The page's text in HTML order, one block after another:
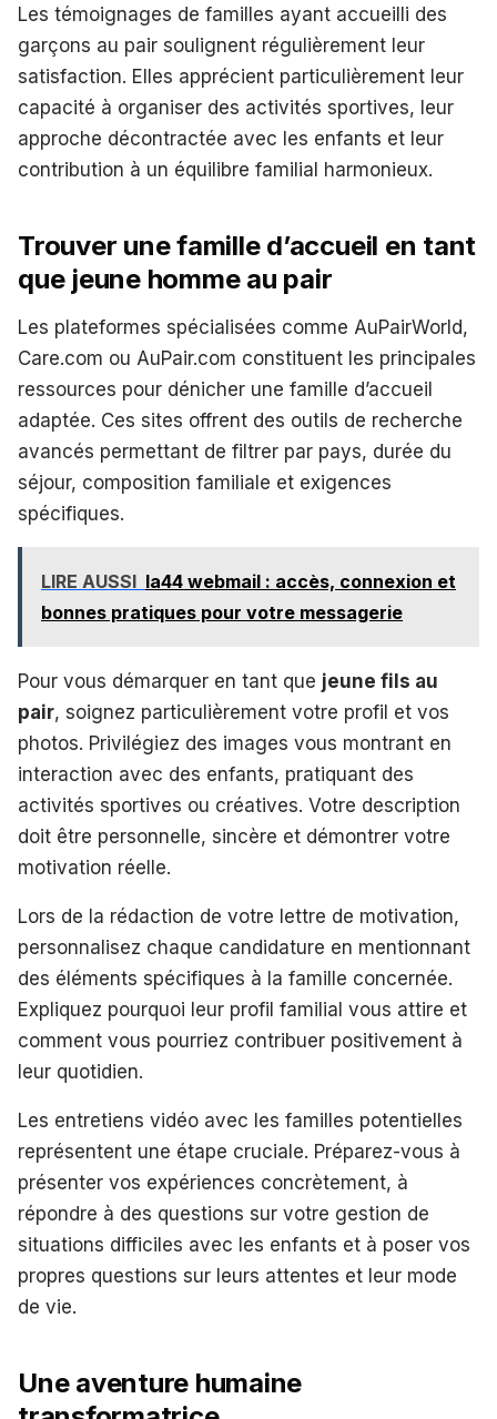
Les témoignages de familles ayant accueilli des
garçons au pair soulignent régulièrement leur
satisfaction. Elles apprécient particulièrement leur
capacité à organiser des activités sportives, leur
approche décontractée avec les enfants et leur
contribution à un équilibre familial harmonieux.
Trouver une famille d’accueil en tant
que jeune homme au pair
Les plateformes spécialisées comme AuPairWorld,
Care.com ou AuPair.com constituent les principales
ressources pour dénicher une famille d’accueil
adaptée. Ces sites offrent des outils de recherche
avancés permettant de filtrer par pays, durée du
séjour, composition familiale et exigences
spécifiques.
LIRE AUSSI Ia44 webmail : accès, connexion et
bonnes pratiques pour votre messagerie
Pour vous démarquer en tant que jeune fils au
pair, soignez particulièrement votre profil et vos
photos. Privilégiez des images vous montrant en
interaction avec des enfants, pratiquant des
activités sportives ou créatives. Votre description
doit être personnelle, sincère et démontrer votre
motivation réelle.
Lors de la rédaction de votre lettre de motivation,
personnalisez chaque candidature en mentionnant
des éléments spécifiques à la famille concernée.
Expliquez pourquoi leur profil familial vous attire et
comment vous pourriez contribuer positivement à
leur quotidien.
Les entretiens vidéo avec les familles potentielles
représentent une étape cruciale. Préparez-vous à
présenter vos expériences concrètement, à
répondre à des questions sur votre gestion de
situations difficiles avec les enfants et à poser vos
propres questions sur leurs attentes et leur mode
de vie.
Une aventure humaine